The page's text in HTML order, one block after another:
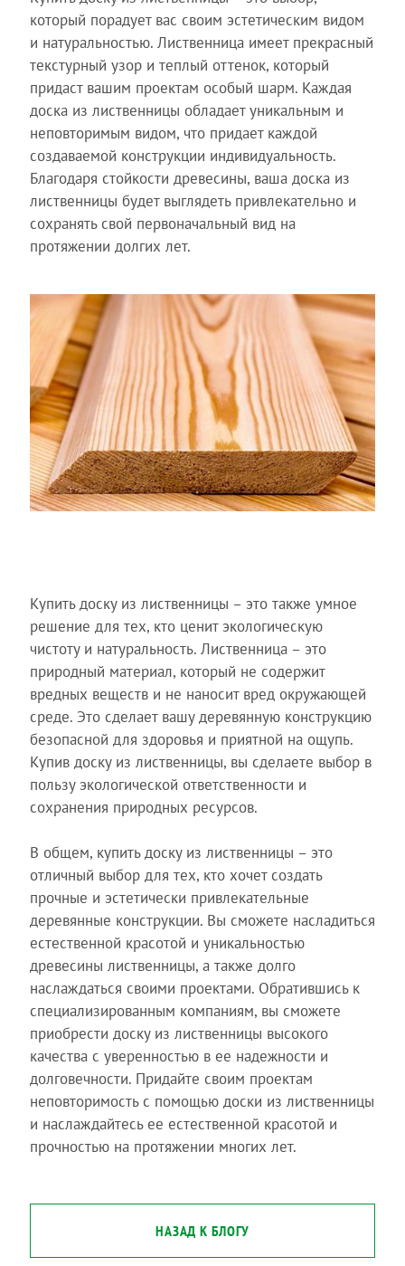
который порадует вас своим эстетическим видом
и натуральностью. Лиственница имеет прекрасный
текстурный узор и теплый оттенок, который
придаст вашим проектам особый шарм. Каждая
доска из лиственницы обладает уникальным и
неповторимым видом, что придает каждой
создаваемой конструкции индивидуальность.
Благодаря стойкости древесины, ваша доска из
лиственницы будет выглядеть привлекательно и
сохранять свой первоначальный вид на
протяжении долгих лет.
Купить доску из лиственницы – это также умное
решение для тех, кто ценит экологическую
чистоту и натуральность. Лиственница – это
природный материал, который не содержит
вредных веществ и не наносит вред окружающей
среде. Это сделает вашу деревянную конструкцию
безопасной для здоровья и приятной на ощупь.
Купив доску из лиственницы, вы сделаете выбор в
пользу экологической ответственности и
сохранения природных ресурсов.
В общем, купить доску из лиственницы – это
отличный выбор для тех, кто хочет создать
прочные и эстетически привлекательные
деревянные конструкции. Вы сможете насладиться
естественной красотой и уникальностью
древесины лиственницы, а также долго
наслаждаться своими проектами. Обратившись к
специализированным компаниям, вы сможете
приобрести доску из лиственницы высокого
качества с уверенностью в ее надежности и
долговечности. Придайте своим проектам
неповторимость с помощью доски из лиственницы
и наслаждайтесь ее естественной красотой и
прочностью на протяжении многих лет.
НАЗАД К БЛОГУ